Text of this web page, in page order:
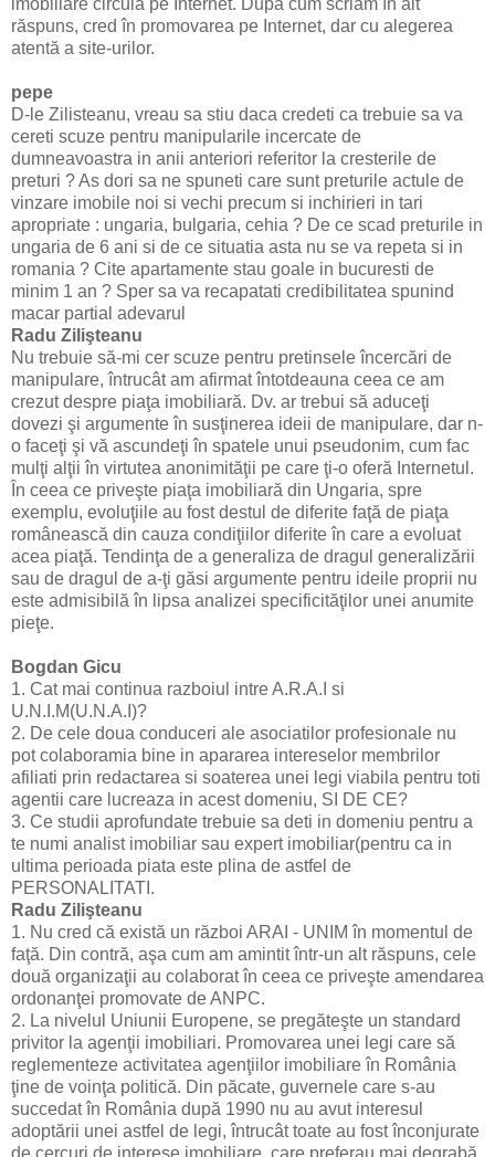
imobiliare circulă pe Internet. După cum scriam în alt
răspuns, cred în promovarea pe Internet, dar cu alegerea
atentă a site-urilor.
pepe
D-le Zilisteanu, vreau sa stiu daca credeti ca trebuie sa va
cereti scuze pentru manipularile incercate de
dumneavoastra in anii anteriori referitor la cresterile de
preturi ? As dori sa ne spuneti care sunt preturile actule de
vinzare imobile noi si vechi precum si inchirieri in tari
apropriate : ungaria, bulgaria, cehia ? De ce scad preturile in
ungaria de 6 ani si de ce situatia asta nu se va repeta si in
romania ? Cite apartamente stau goale in bucuresti de
minim 1 an ? Sper sa va recapatati credibilitatea spunind
macar partial adevarul
Radu Zilişteanu
Nu trebuie să-mi cer scuze pentru pretinsele încercări de
manipulare, întrucât am afirmat întotdeauna ceea ce am
crezut despre piaţa imobiliară. Dv. ar trebui să aduceţi
dovezi şi argumente în susţinerea ideii de manipulare, dar n-
o faceţi şi vă ascundeţi în spatele unui pseudonim, cum fac
mulţi alţii în virtutea anonimităţii pe care ţi-o oferă Internetul.
În ceea ce priveşte piaţa imobiliară din Ungaria, spre
exemplu, evoluţiile au fost destul de diferite faţă de piaţa
românească din cauza condiţiilor diferite în care a evoluat
acea piaţă. Tendinţa de a generaliza de dragul generalizării
sau de dragul de a-ţi găsi argumente pentru ideile proprii nu
este admisibilă în lipsa analizei specificităţilor unei anumite
pieţe.
Bogdan Gicu
1. Cat mai continua razboiul intre A.R.A.I si
U.N.I.M(U.N.A.I)?
2. De cele doua conduceri ale asociatilor profesionale nu
pot colaboramia bine in apararea intereselor membrilor
afiliati prin redactarea si soaterea unei legi viabila pentru toti
agentii care lucreaza in acest domeniu, SI DE CE?
3. Ce studii aprofundate trebuie sa deti in domeniu pentru a
te numi analist imobiliar sau expert imobiliar(pentru ca in
ultima perioada piata este plina de astfel de
PERSONALITATI.
Radu Zilişteanu
1. Nu cred că există un război ARAI - UNIM în momentul de
faţă. Din contră, aşa cum am amintit într-un alt răspuns, cele
două organizaţii au colaborat în ceea ce priveşte amendarea
ordonanţei promovate de ANPC.
2. La nivelul Uniunii Europene, se pregăteşte un standard
privitor la agenţii imobiliari. Promovarea unei legi care să
reglementeze activitatea agenţiilor imobiliare în România
ţine de voinţa politică. Din păcate, guvernele care s-au
succedat în România după 1990 nu au avut interesul
adoptării unei astfel de legi, întrucât toate au fost înconjurate